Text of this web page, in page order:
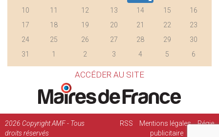
10
11 12 13 14 15
16
17
18 19 20 21 22
23
24
25 26 27 28 29
30
31
1 2 3 4 5 6
ACCÉDER AU SITE
2026 Copyright AMF - Tous
droits réservés
RSS Mentions légales
Régie
publicitaire